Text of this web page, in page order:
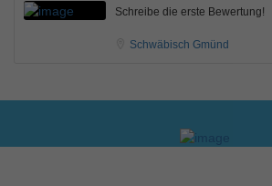
Schreibe die erste Bewertung!
Schwäbisch Gmünd